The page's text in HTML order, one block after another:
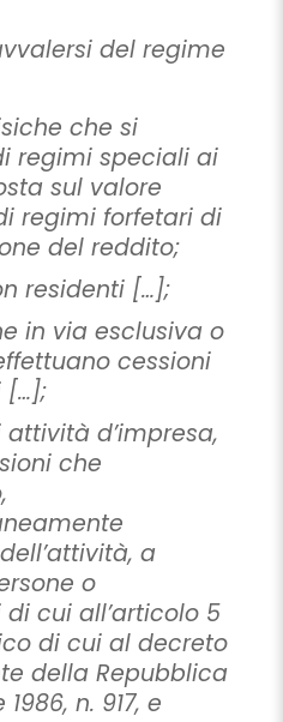
del regime
che si
regimi speciali ai
sul valore
regimi forfetari di
del reddito;
residenti […];
in via esclusiva o
cessioni
[…];
d’impresa,
che
a
o
cui all’articolo 5
di cui al decreto
della Repubblica
n. 917, e